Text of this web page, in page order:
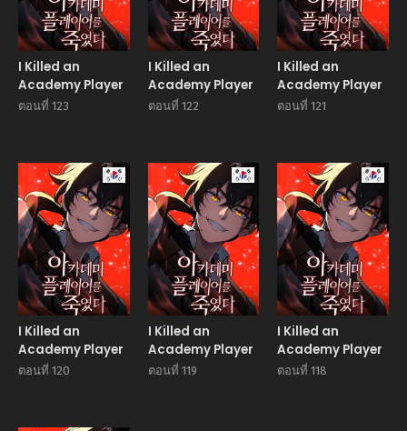
I Killed an
Academy Player
ตอนที่ 123
I Killed an
Academy Player
ตอนที่ 122
I Killed an
Academy Player
ตอนที่ 121
Manhwa
I Killed an
Academy Player
ตอนที่ 120
Manhwa
I Killed an
Academy Player
ตอนที่ 119
I Killed an
Academy Player
ตอนที่ 118